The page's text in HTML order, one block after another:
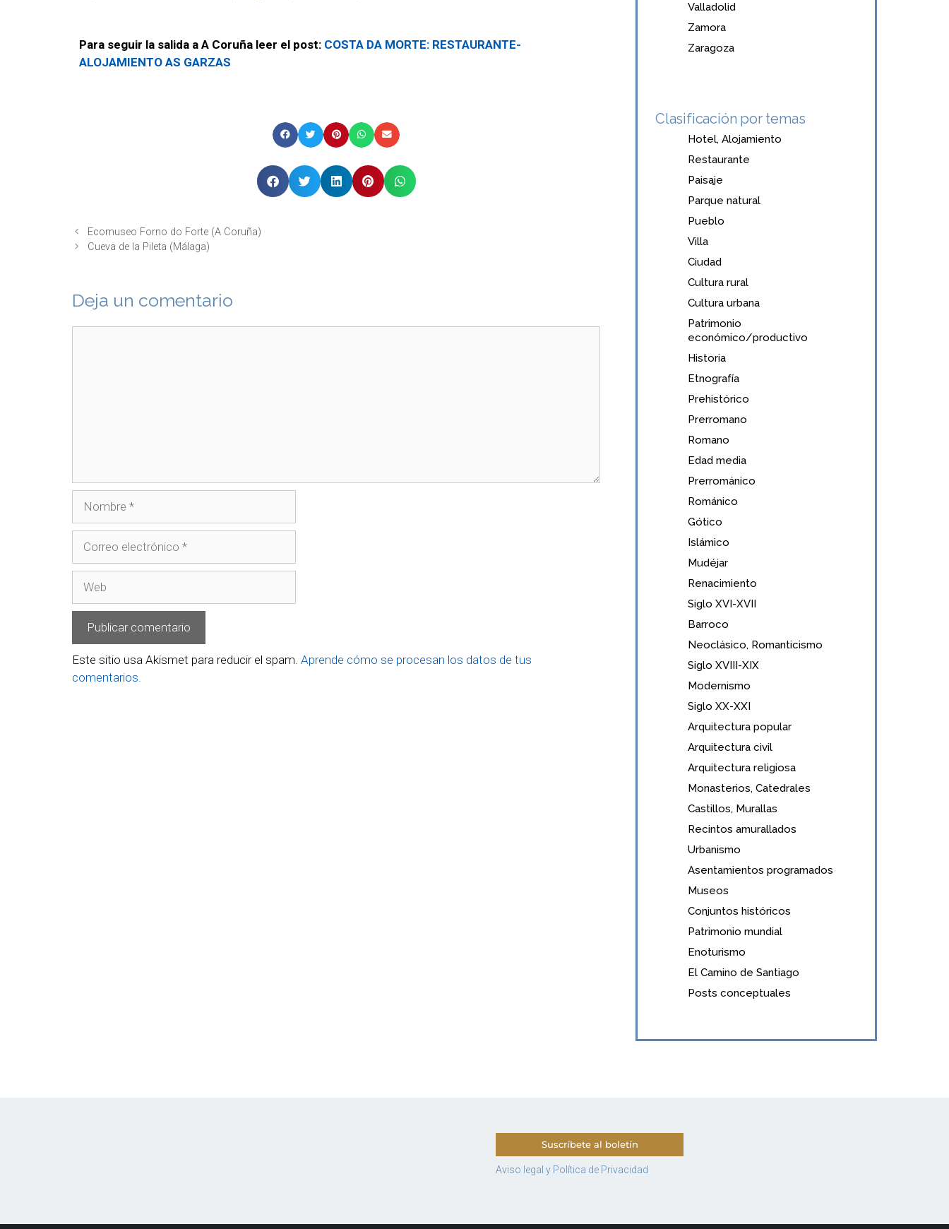
Para seguir la salida a A Coruña leer el post: COSTA DA MORTE: RESTAURANTE-
ALOJAMIENTO AS GARZAS
Ecomuseo Forno do Forte (A Coruña)
Cueva de la Pileta (Málaga)
Deja un comentario
Este sitio usa Akismet para reducir el spam. Aprende cómo se procesan los datos de tus
comentarios.
Valladolid
Zamora
Zaragoza
Clasificación por temas
Hotel, Alojamiento
Restaurante
Paisaje
Parque natural
Pueblo
Villa
Ciudad
Cultura rural
Cultura urbana
Patrimonio
económico/productivo
Historia
Etnografía
Prehistórico
Prerromano
Romano
Edad media
Prerrománico
Románico
Gótico
Islámico
Mudéjar
Renacimiento
Siglo XVI-XVII
Barroco
Neoclásico, Romanticismo
Siglo XVIII-XIX
Modernismo
Siglo XX-XXI
Arquitectura popular
Arquitectura civil
Arquitectura religiosa
Monasterios, Catedrales
Castillos, Murallas
Recintos amurallados
Urbanismo
Asentamientos programados
Museos
Conjuntos históricos
Patrimonio mundial
Enoturismo
El Camino de Santiago
Posts conceptuales
Suscríbete al boletín
Aviso legal y Política de Privacidad